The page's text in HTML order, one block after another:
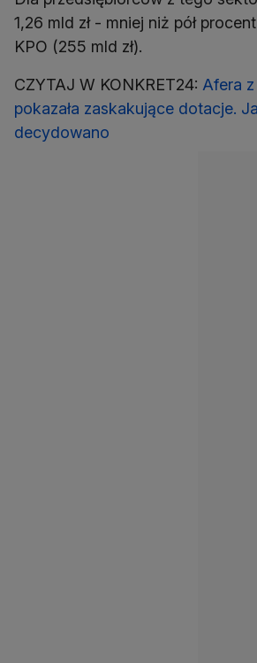
1,26 mld zł - mniej niż pół
KPO (255 mld zł).
CZYTAJ W KONKRET24: Afera
pokazała zaskakujące dotacje.
decydowano